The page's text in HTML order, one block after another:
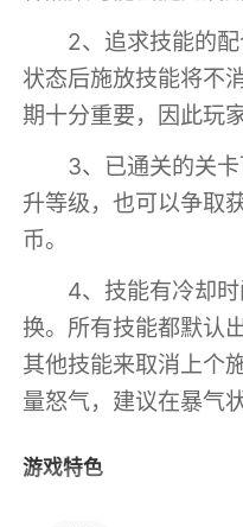
2、追求技能的
状态后施放技能将不
期十分重要，因此玩
3、已通关的关
升等级，也可以争取
币。
4、技能有冷却
换。所有技能都默认
其他技能来取消上个
量怒气，建议在暴气
游戏特色